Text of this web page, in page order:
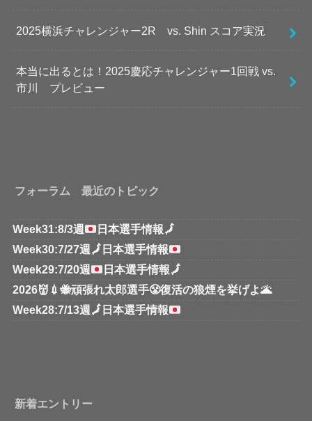
2025横浜チャレンジャー2R vs. Shin スコア実況
本当に出るとは！2025慶応チャレンジャー1回戦 vs.
市川 プレビュー
フォーラム 最近のトピック
Week31:8/3週 日本選手情報🗾
Week30:7/27週 🗾 日本選手情報
Week29:7/20週
日本選手情報🗾
2026👹💉🐝頑張れ太郎選手😤復活の狼煙を挙げよ🌋
Week28:7/13週 🗾 日本選手情報
新着エントリー